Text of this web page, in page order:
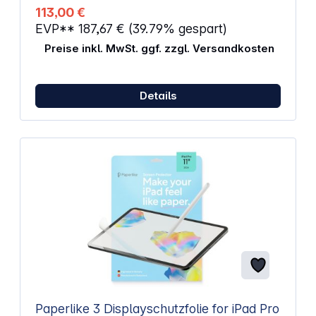
113,00 €
EVP** 187,67 € (39.79% gespart)
Preise inkl. MwSt. ggf. zzgl. Versandkosten
Details
Paperlike 3 Displayschutzfolie for iPad Pro